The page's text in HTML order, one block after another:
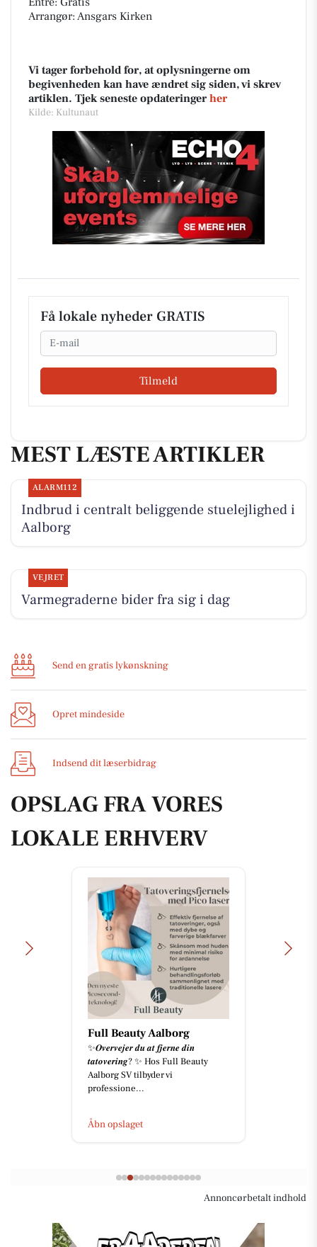
Arrangør: Ansgars Kirken
Vi tager forbehold for, at oplysningerne om
begivenheden kan have ændret sig siden, vi skrev
artiklen. Tjek seneste opdateringer her
Kilde: Kultunaut
Få lokale nyheder GRATIS
Email
Tilmeld
MEST LÆSTE ARTIKLER
ALARM112
Indbrud i centralt beliggende stuelejlighed i
Aalborg
VEJRET
Varmegraderne bider fra sig i dag
Send en gratis lykønskning
Opret mindeside
Indsend dit læserbidrag
OPSLAG FRA VORES
LOKALE ERHVERV
Full Beauty Aalborg
✨𝑶𝒗𝒆𝒓𝒗𝒆𝒋𝒆𝒓 𝒅𝒖 𝒂𝒕 𝒇𝒋𝒆𝒓𝒏𝒆 𝒅𝒊𝒏
𝒕𝒂𝒕𝒐𝒗𝒆𝒓𝒊𝒏𝒈? ✨ Hos Full Beauty
Aalborg SV tilbyder vi
professione...
Åbn opslaget
Annoncørbetalt indhold